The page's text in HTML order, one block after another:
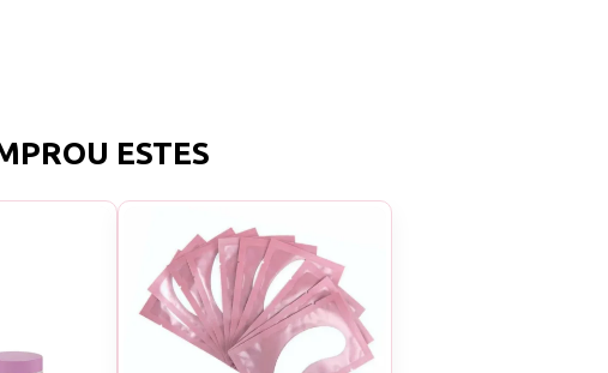
ESTES